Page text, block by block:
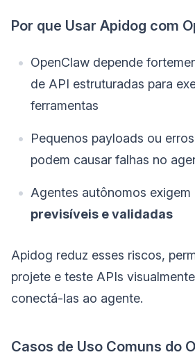
Por que Usar Apidog com
OpenClaw depende
de API estruturadas para
ferramentas
Pequenos payloads ou
podem causar falhas no
Agentes autônomos exigem
previsíveis e validadas
Apidog reduz esses riscos,
projete e teste APIs
conectá-las ao agente.
Casos de Uso Comuns do